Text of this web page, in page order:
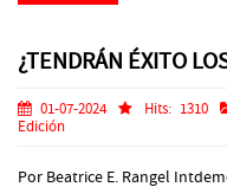
¿TENDRÁN ÉXITO
01-07-2024 Hits: 1310
Edición
Por Beatrice E. Rangel